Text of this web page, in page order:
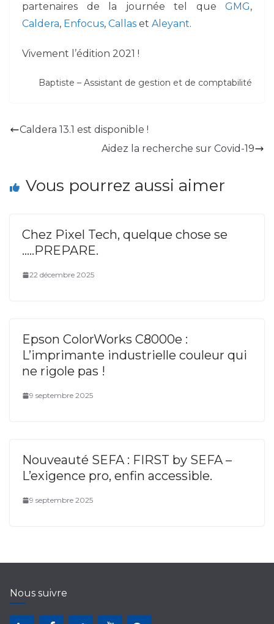
partenaires de la journée tel que GMG,
Caldera, Enfocus, Callas et Aleyant.
Vivement l’édition 2021 !
Baptiste – Assistant de gestion et de comptabilité
Caldera 13.1 est disponible !
Aidez la recherche sur Covid-19
Vous pourrez aussi aimer
Chez Pixel Tech, quelque chose se
…..PREPARE.
22 décembre 2025
Epson ColorWorks C8000e :
L’imprimante industrielle couleur qui
ne rigole pas !
9 septembre 2025
Nouveauté SEFA : FIRST by SEFA –
L’exigence pro, enfin accessible.
9 septembre 2025
Nous suivre